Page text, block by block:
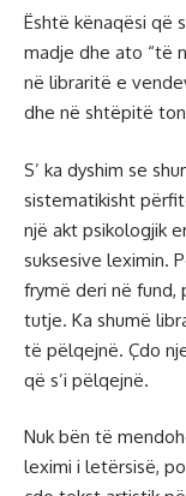
Është kënaqësi që
madje dhe ato “të
në libraritë e
dhe në shtëpitë
S’ ka dyshim se
sistematikisht
një akt psikologjik
suksesive leximin.
frymë deri në fund,
tutje. Ka shumë
të pëlqejnë. Çdo
që s’i pëlqejnë.
Nuk bën të
leximi i letërsisë,